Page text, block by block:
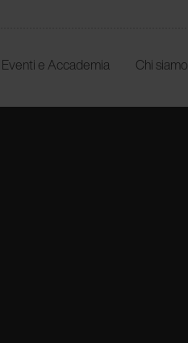
Eventi e Accademia Chi siamo